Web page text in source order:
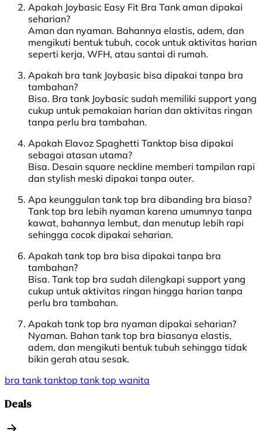
Apakah Joybasic Easy Fit Bra Tank aman dipakai
seharian?
Aman dan nyaman. Bahannya elastis, adem, dan
mengikuti bentuk tubuh, cocok untuk aktivitas harian
seperti kerja, WFH, atau santai di rumah.
Apakah bra tank Joybasic bisa dipakai tanpa bra
tambahan?
Bisa. Bra tank Joybasic sudah memiliki support yang
cukup untuk pemakaian harian dan aktivitas ringan
tanpa perlu bra tambahan.
Apakah Elavoz Spaghetti Tanktop bisa dipakai
sebagai atasan utama?
Bisa. Desain square neckline memberi tampilan rapi
dan stylish meski dipakai tanpa outer.
Apa keunggulan tank top bra dibanding bra biasa?
Tank top bra lebih nyaman karena umumnya tanpa
kawat, bahannya lembut, dan menutup lebih rapi
sehingga cocok dipakai seharian.
Apakah tank top bra bisa dipakai tanpa bra
tambahan?
Bisa. Tank top bra sudah dilengkapi support yang
cukup untuk aktivitas ringan hingga harian tanpa
perlu bra tambahan.
Apakah tank top bra nyaman dipakai seharian?
Nyaman. Bahan tank top bra biasanya elastis,
adem, dan mengikuti bentuk tubuh sehingga tidak
bikin gerah atau sesak.
bra tank tanktop tank top wanita
Deals